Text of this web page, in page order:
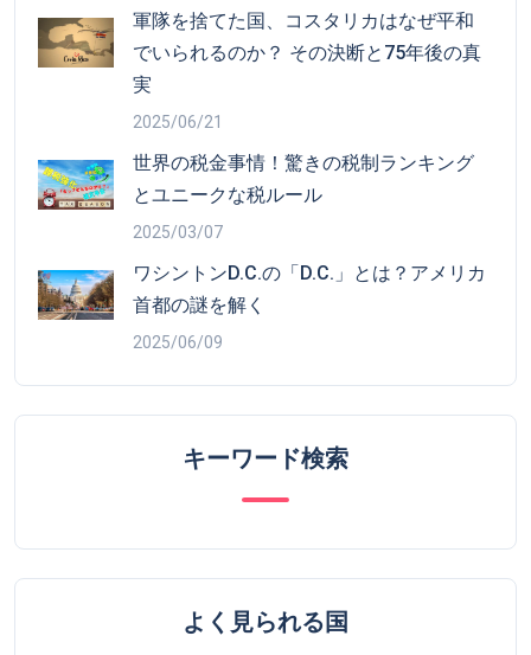
軍隊を捨てた国、コスタリカはなぜ平和
でいられるのか？ その決断と75年後の真
実
2025/06/21
世界の税金事情！驚きの税制ランキング
とユニークな税ルール
2025/03/07
ワシントンD.C.の「D.C.」とは？アメリカ
首都の謎を解く
2025/06/09
キーワード検索
よく見られる国